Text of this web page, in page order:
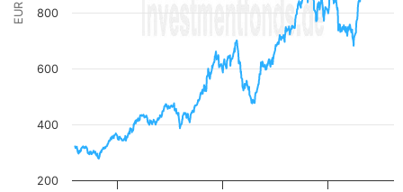
EUR
200
400
600
800